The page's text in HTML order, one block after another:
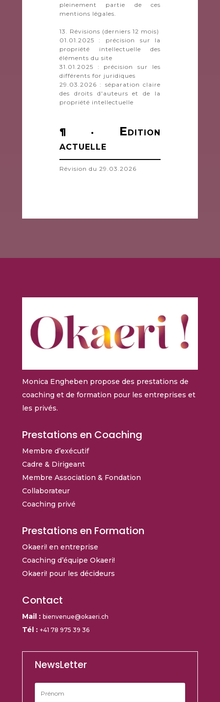
pleinement partie de ces
mentions légales.
13. Révisions (derniers 12 mois)
01.01.2025 : précision sur la
propriété intellectuelle des
éléments du site
31.01.2025 : précision sur les
différents for juridiques
29.03.2026 : séparation claire
des droits d'auteurs et de la
propriété intellectuelle
¶ · EDITION
ACTUELLE
Révision du 29.03.2026
Monica Engheben propose des prestations de
coaching et de formation pour les entreprises et
les privés.
Prestations en Coaching
Membre d’exécutif
Cadre & Dirigeant
Membre Association & Fondation
Collaborateur
Coaching privé
Prestations en Formation
Okaeri! en entreprise
Coaching d’équipe Okaeri!
Okaeri! pour les décideurs
Contact
Mail : bienvenue@okaeri.ch
Tél : +41 78 975 39 36
NewsLetter